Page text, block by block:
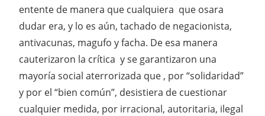
entente de manera que cualquiera que osara
dudar era, y lo es aún, tachado de negacionista,
antivacunas, magufo y facha. De esa manera
cauterizaron la crítica y se garantizaron una
mayoría social aterrorizada que , por “solidaridad”
y por el “bien común”, desistiera de cuestionar
cualquier medida, por irracional, autoritaria, ilegal